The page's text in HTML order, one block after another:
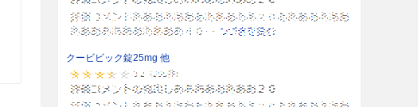
クービビック錠25mg 他